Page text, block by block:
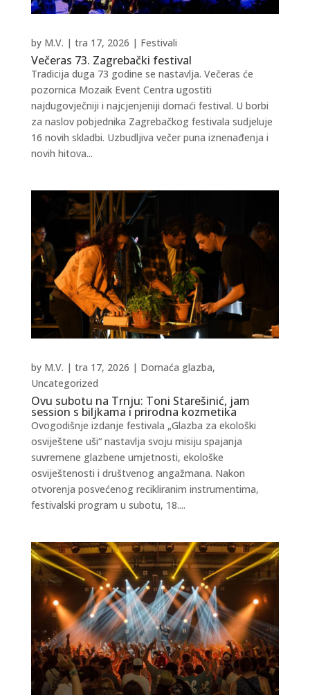
Večeras 73. Zagrebački festival
by M.V. | tra 17, 2026 | Festivali
Tradicija duga 73 godine se nastavlja. Večeras će
pozornica Mozaik Event Centra ugostiti
najdugovječniji i najcjenjeniji domaći festival. U borbi
za naslov pobjednika Zagrebačkog festivala sudjeluje
16 novih skladbi. Uzbudljiva večer puna iznenađenja i
novih hitova...
Ovu subotu na Trnju: Toni Starešinić, jam
session s biljkama i prirodna kozmetika
by M.V. | tra 17, 2026 | Domaća glazba,
Uncategorized
Ovogodišnje izdanje festivala „Glazba za ekološki
osviještene uši“ nastavlja svoju misiju spajanja
suvremene glazbene umjetnosti, ekološke
osviještenosti i društvenog angažmana. Nakon
otvorenja posvećenog recikliranim instrumentima,
festivalski program u subotu, 18....